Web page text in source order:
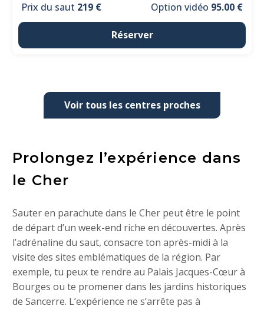
Prix du saut 219 € Option vidéo 95.00 €
Réserver
Voir tous les centres proches
Prolongez l’expérience dans
le Cher
Sauter en parachute dans le Cher peut être le point
de départ d’un week-end riche en découvertes. Après
l’adrénaline du saut, consacre ton après-midi à la
visite des sites emblématiques de la région. Par
exemple, tu peux te rendre au Palais Jacques-Cœur à
Bourges ou te promener dans les jardins historiques
de Sancerre. L’expérience ne s’arrête pas à